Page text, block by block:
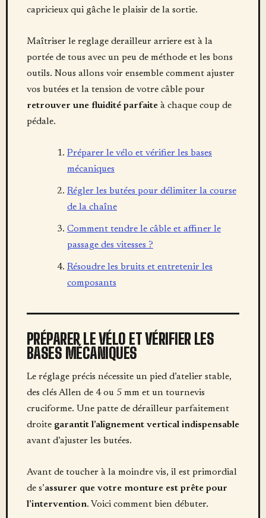
capricieux qui gâche le plaisir de la sortie.
Maîtriser le reglage derailleur arriere est à la
portée de tous avec un peu de méthode et les bons
outils. Nous allons voir ensemble comment ajuster
vos butées et la tension de votre câble pour
retrouver une fluidité parfaiteà chaque coup de
pédale.
Préparer le vélo et vérifier les bases
mécaniques
Régler les butées pour délimiter la course
de la chaîne
Comment tendre le câble et affiner le
passage des vitesses ?
Résoudre les bruits et entretenir les
composants
PRÉPARER LE VÉLO ET VÉRIFIER LES
BASES MÉCANIQUES
Le réglage précis nécessite un pied d’atelier stable,
des clés Allen de 4 ou 5 mm et un tournevis
cruciforme. Une patte de dérailleur parfaitement
droite garantit l’alignement vertical indispensable
avant d’ajuster les butées.
Avant de toucher à la moindre vis, il est primordial
de s’assurer que votre monture est prête pour
l’intervention. Voici comment bien débuter.